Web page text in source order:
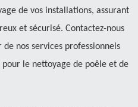
de vos installations, assurant
et sécurisé. Contactez-nous
nos services professionnels
le nettoyage de poêle et de